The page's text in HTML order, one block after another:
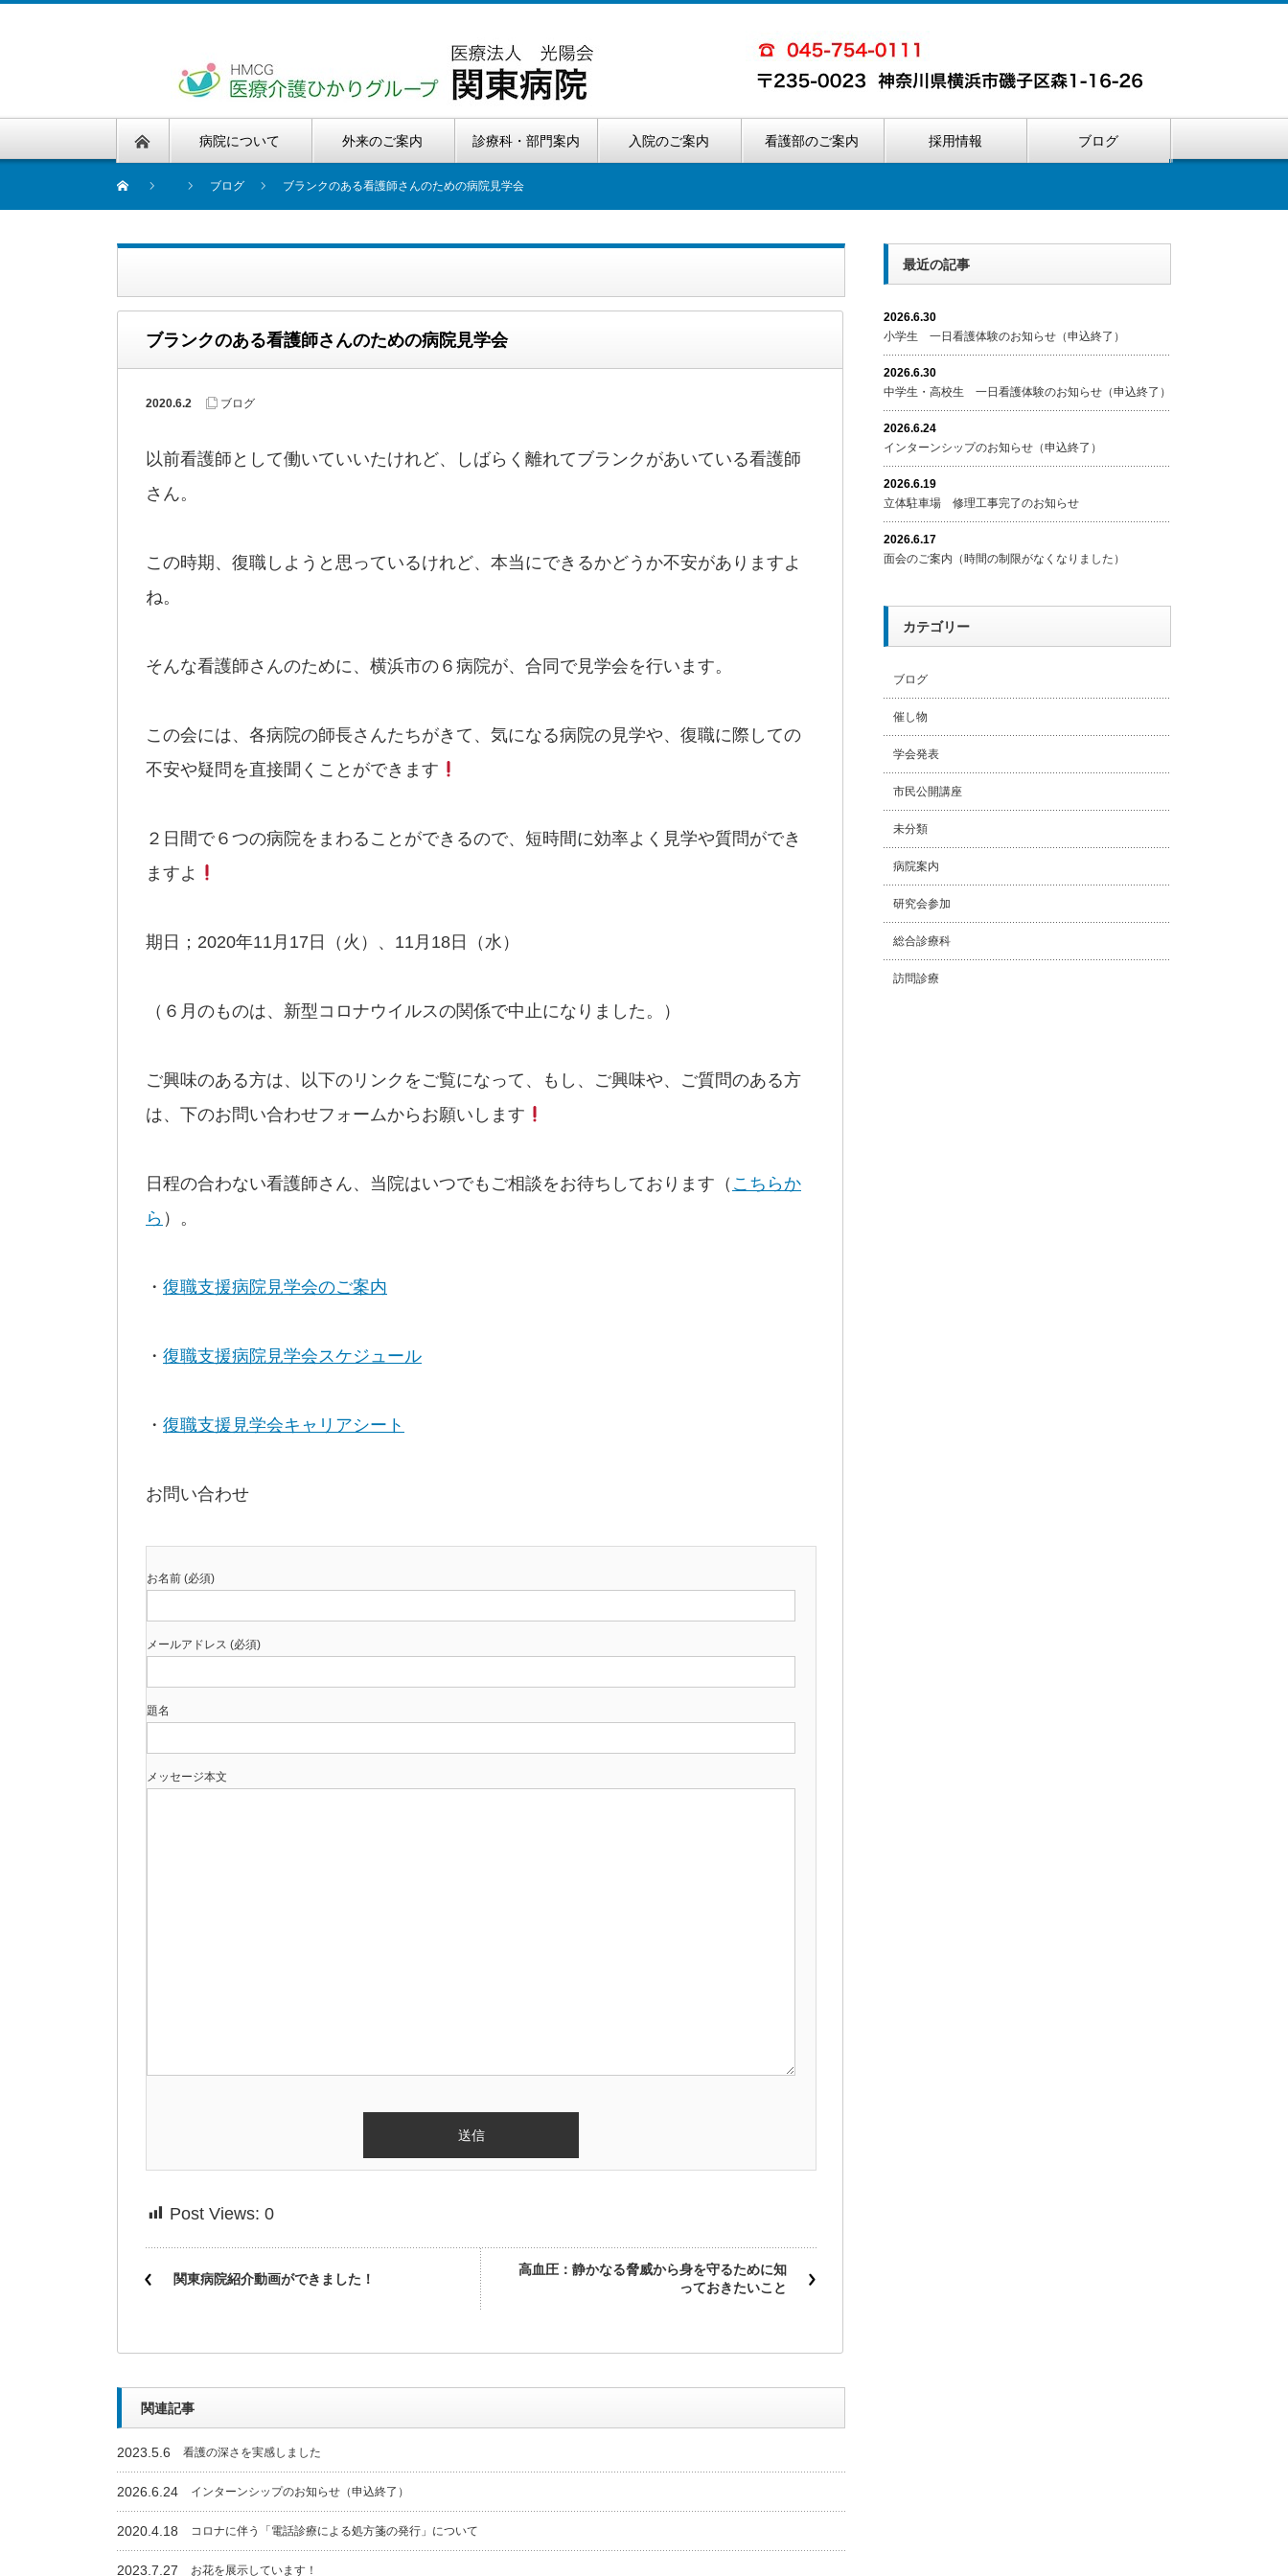
病院について 外来のご案内 診療科・部門案内 入院のご案内 看護部のご案内 採用情報 ブログ
ブログ ブランクのある看護師さんのための病院見学会
ブランクのある看護師さんのための病院見学会
2020.6.2 ブログ
以前看護師として働いていいたけれど、しばらく離れてブランクがあいている看護師
さん。
この時期、復職しようと思っているけれど、本当にできるかどうか不安がありますよ
ね。
そんな看護師さんのために、横浜市の６病院が、合同で見学会を行います。
この会には、各病院の師長さんたちがきて、気になる病院の見学や、復職に際しての
不安や疑問を直接聞くことができます
２日間で６つの病院をまわることができるので、短時間に効率よく見学や質問ができ
ますよ
期日；2020年11月17日（火）、11月18日（水）
（６月のものは、新型コロナウイルスの関係で中止になりました。）
ご興味のある方は、以下のリンクをご覧になって、もし、ご興味や、ご質問のある方
は、下のお問い合わせフォームからお願いします
日程の合わない看護師さん、当院はいつでもご相談をお待ちしております（ こちらか
ら ）。
・ 復職支援病院見学会のご案内
・ 復職支援病院見学会スケジュール
・ 復職支援見学会キャリアシート
お問い合わせ
お名前 (必須)
メールアドレス (必須)
題名
メッセージ本文
Post Views: 0
関東病院紹介動画ができました！
高血圧：静かなる脅威から身を守るために知
っておきたいこと
関連記事
2023.5.6 看護の深さを実感しました
2026.6.24 インターンシップのお知らせ（申込終了）
2020.4.18 コロナに伴う「電話診療による処方箋の発行」について
2023.7.27 お花を展示しています！
最近の記事
2026.6.30
小学生 一日看護体験のお知らせ（申込終了）
2026.6.30
中学生・高校生 一日看護体験のお知らせ（申込終了）
2026.6.24
インターンシップのお知らせ（申込終了）
2026.6.19
立体駐車場 修理工事完了のお知らせ
2026.6.17
面会のご案内（時間の制限がなくなりました）
カテゴリー
ブログ
催し物
学会発表
市民公開講座
未分類
病院案内
研究会参加
総合診療科
訪問診療